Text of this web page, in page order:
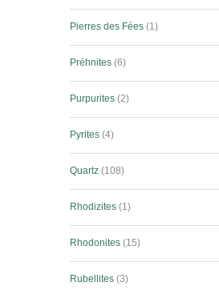
Pierres des Fées 1
Préhnites 6
Purpurites 2
Pyrites 4
Quartz 108
Rhodizites 1
Rhodonites 15
Rubellites 3